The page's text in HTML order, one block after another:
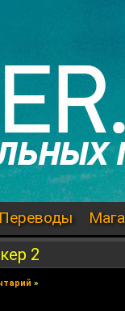
Переводы
2
»